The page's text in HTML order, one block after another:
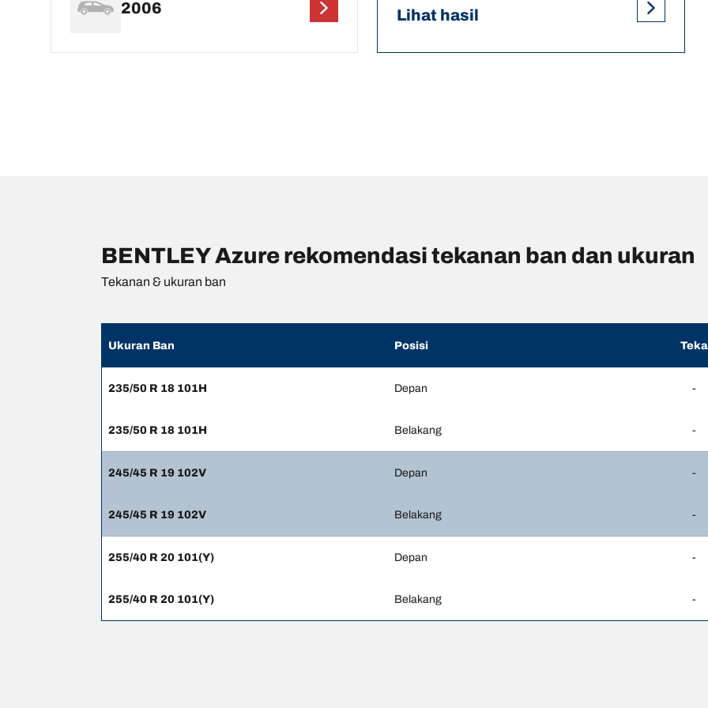
2006 Lihat hasil
BENTLEY Azure rekomendasi tekanan ban dan ukuran
Tekanan & ukuran ban
Ukuran Ban Posisi
235/50 R 18 101H Depan -
235/50 R 18 101H Belakang -
245/45 R 19 102V Depan -
245/45 R 19 102V Belakang -
255/40 R 20 101(Y) Depan -
255/40 R 20 101(Y) Belakang -